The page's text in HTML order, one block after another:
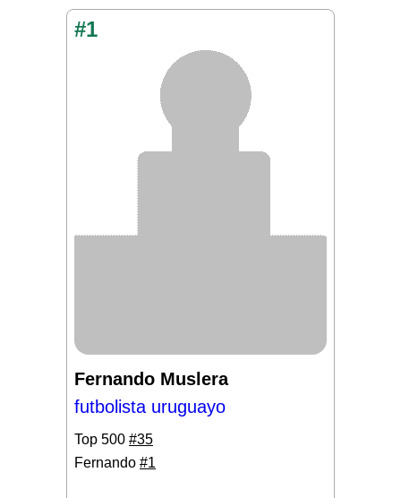
#1
Fernando Muslera
futbolista uruguayo
Top 500 #35
Fernando #1